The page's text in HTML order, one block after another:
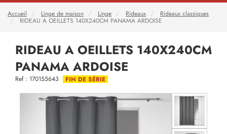
Accueil Linge de maison Linge Rideaux
Rideaux classiques
RIDEAU A OEILLETS 140X240CM PANAMA ARDOISE
RIDEAU A OEILLETS 140X240CM
PANAMA ARDOISE
Ref : 170155643 FIN DE SÉRIE